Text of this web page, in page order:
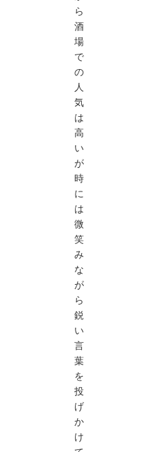
ら
酒
場
で
の
人
気
は
高
い
が
時
に
は
微
笑
み
な
が
ら
鋭
い
言
葉
を
投
げ
か
け